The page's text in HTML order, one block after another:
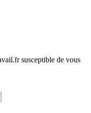
susceptible de vous